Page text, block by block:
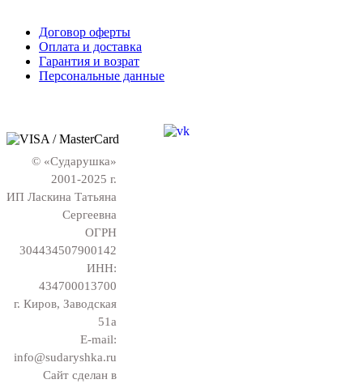
Договор оферты
Оплата и доставка
Гарантия и возрат
Персональные данные
© «Сударушка»
2001-2025 г.
ИП Ласкина Татьяна
Сергеевна
ОГРН
304434507900142
ИНН:
434700013700
г. Киров, Заводская
51а
E-mail:
info@sudaryshka.ru
Сайт сделан в